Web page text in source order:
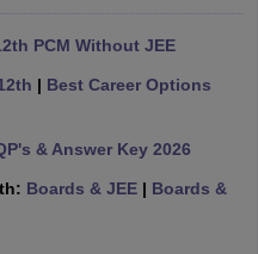
AdmissionMGGS School
Schools in Gurgaon
Medium Schools in India
12th Syllabus
NBSE HSSLC
12th Question Papers
SSC Question PaperManipur
PCM Without JEE
| Best Career Options
& Answer Key 2026
Boards & JEE| Boards &